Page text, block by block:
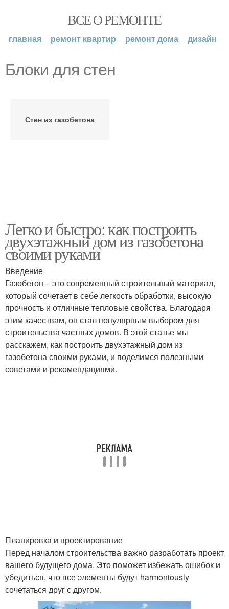
ВСЕ О РЕМОНТЕ
главная ремонт квартир ремонт дома дизайн
Блоки для стен
Стен из газобетона
Легко и быстро: как построить
двухэтажный дом из газобетона
своими руками
Введение
Газобетон – это современный строительный материал,
который сочетает в себе легкость обработки, высокую
прочность и отличные тепловые свойства. Благодаря
этим качествам, он стал популярным выбором для
строительства частных домов. В этой статье мы
расскажем, как построить двухэтажный дом из
газобетона своими руками, и поделимся полезными
советами и рекомендациями.
Планировка и проектирование
Перед началом строительства важно разработать проект
вашего будущего дома. Это поможет избежать ошибок и
убедиться, что все элементы будут harmoniously
сочетаться друг с другом.